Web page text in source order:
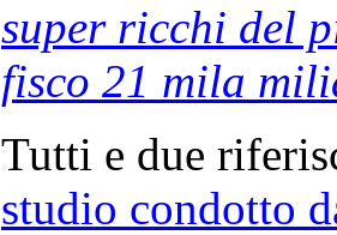
super ricchi del
fisco 21 mila
Tutti e due
studio condotto